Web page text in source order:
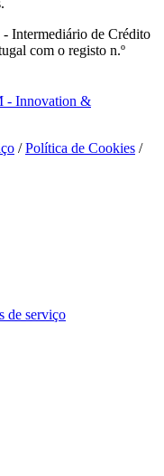
Intermediário de Crédito
com o registo n.º
- Innovation &
/Política de Cookies /
de serviço